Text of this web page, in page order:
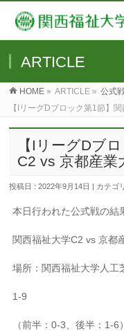
ARTICLE
HOME » ARTICLE » 公式
【IリーグDブロック第1節】
【IリーグDブ
C2 vs 京都産業
投稿日 : 2022年9月14日 | カテゴ
本日行われた公式戦の結
関西福祉大学C2 vs 京都
場所：関西福祉大学人工
1-9
（前半：0-3、後半：1-6）